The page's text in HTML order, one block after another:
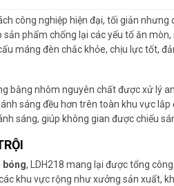
công nghiệp hiện đại, tối giản nhưng
phẩm chống lại các yếu tố ăn
máng đèn chắc khỏe, chịu lực tốt,
bằng nhôm nguyên chất được xử lý
sáng đều hơn trên toàn khu vực
sáng, giúp không gian được chiếu
bóng, LDH218 mang lại được tổng
khu vực rộng như xưởng sản xuất,